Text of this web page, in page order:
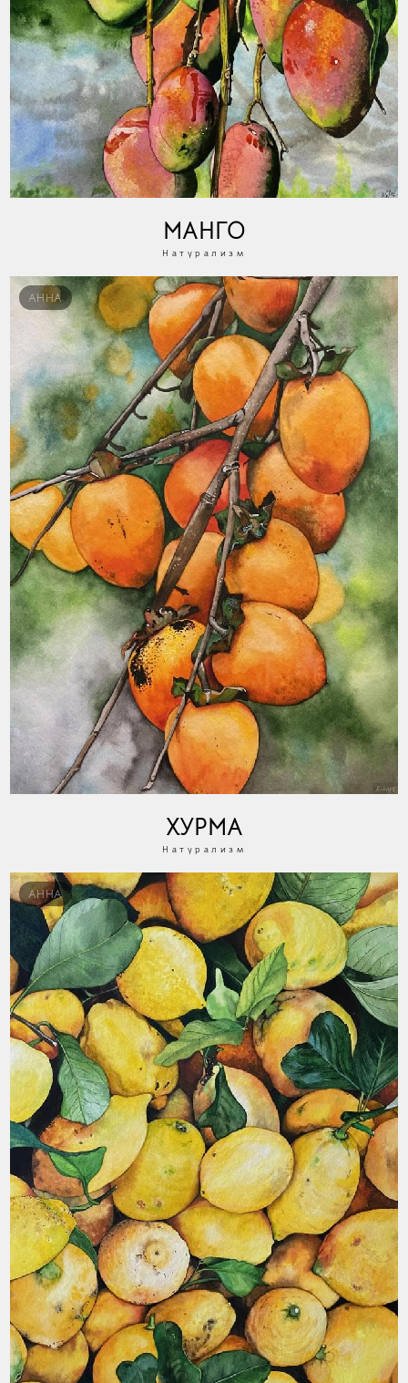
МАНГО
Натурализм
АННА
ХУРМА
Натурализм
АННА